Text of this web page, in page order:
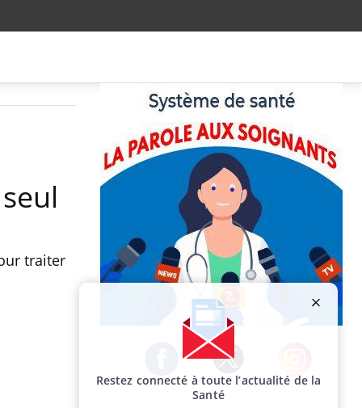
traiter
Facebook Twitter Instagram
Restez connecté à toute l’actualité de la
Santé